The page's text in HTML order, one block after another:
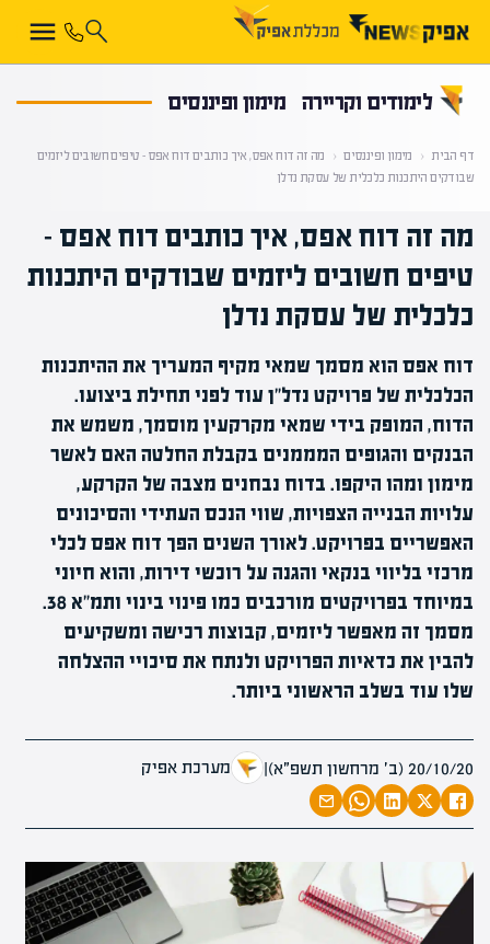
לימודים וקריירה מימון ופיננסים
דף הבית ‹ מימון ופיננסים ‹
מה זה דוח אפס, איך כותבים דוח אפס – טיפים חשובים ליזמים
שבודקים היתכנות כלכלית של עסקת נדלן
מה זה דוח אפס, איך כותבים דוח אפס –
טיפים חשובים ליזמים שבודקים היתכנות
כלכלית של עסקת נדלן
דוח אפס הוא מסמך שמאי מקיף המעריך את ההיתכנות
הכלכלית של פרויקט נדל"ן עוד לפני תחילת ביצועו.
הדוח, המופק בידי שמאי מקרקעין מוסמך, משמש את
הבנקים והגופים המממנים בקבלת החלטה האם לאשר
מימון ומהו היקפו. בדוח נבחנים מצבה של הקרקע,
עלויות הבנייה הצפויות, שווי הנכס העתידי והסיכונים
האפשריים בפרויקט. לאורך השנים הפך דוח אפס לכלי
מרכזי בליווי בנקאי והגנה על רוכשי דירות, והוא חיוני
במיוחד בפרויקטים מורכבים כמו פינוי בינוי ותמ"א 38.
מסמך זה מאפשר ליזמים, קבוצות רכישה ומשקיעים
להבין את כדאיות הפרויקט ולנתח את סיכויי ההצלחה
שלו עוד בשלב הראשוני ביותר.
20/10/20 (ב׳ מרחשון תשפ״א) | מערכת אפיק